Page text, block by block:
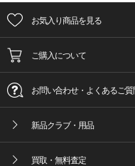
お気入り商品を見る
ご購入について
お問い合わせ・よくあるご質
新品クラブ・用品
買取・無料査定